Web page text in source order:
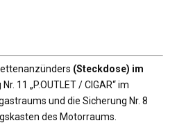
(Steckdose) im
11 „P.OUTLET / CIGAR“ im
und die Sicherung Nr. 8
des Motorraums.